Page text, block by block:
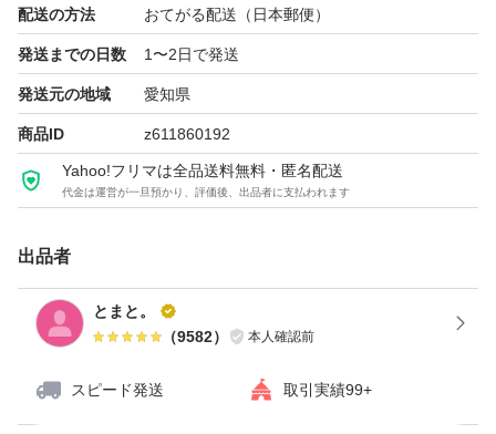
・・・・・・・・・・・・・・・・・・・・
YOLU（リニューアル前）リラックスナイトリペア シャン
プー 詰め替え（400ml）
ブランド：YOLU
配送の方法 おてがる配送（日本郵便）
発送までの日数 1〜2日で発送
発送元の地域 愛知県
商品ID z611860192
Yahoo!フリマは全品送料無料・匿名配送
代金は運営が一旦預かり、評価後、出品者に支払われます
出品者
とまと。
（9582） 本人確認前
スピード発送 取引実績99+